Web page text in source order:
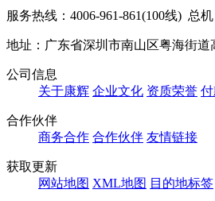
服务热线：4006-961-861(100线) 总机
地址：广东省深圳市南山区粤海街
公司信息
关于康辉 企业文化 资质荣誉
合作伙伴
商务合作 合作伙伴 友情链接
获取更新
网站地图 XML地图 目的地标签